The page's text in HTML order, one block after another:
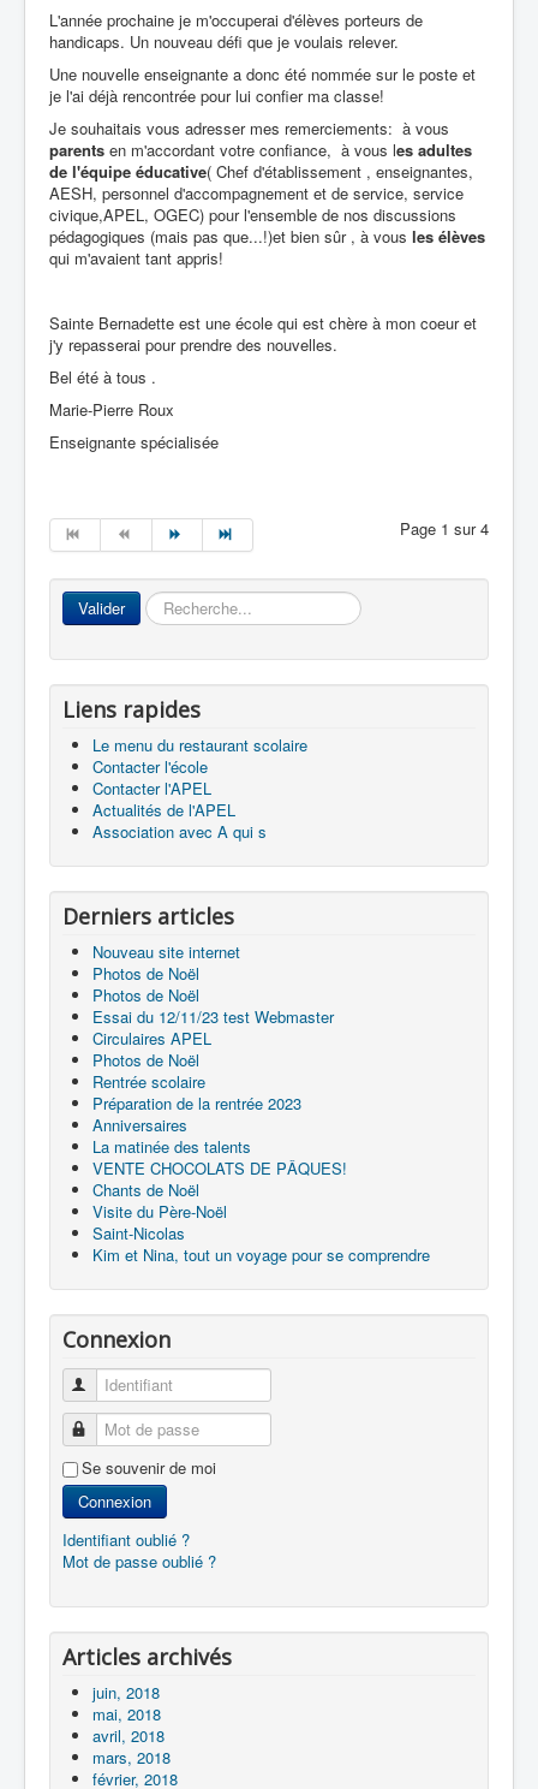
L'année prochaine je m'occuperai d'élèves porteurs de
handicaps. Un nouveau défi que je voulais relever.
Une nouvelle enseignante a donc été nommée sur le poste et
je l'ai déjà rencontrée pour lui confier ma classe!
Je souhaitais vous adresser mes remerciements: à vous
parents en m'accordant votre confiance, à vous les adultes
de l'équipe éducative( Chef d'établissement , enseignantes,
AESH, personnel d'accompagnement et de service, service
civique,APEL, OGEC) pour l'ensemble de nos discussions
pédagogiques (mais pas que...!)et bien sûr , à vous les élèves
qui m'avaient tant appris!
Sainte Bernadette est une école qui est chère à mon coeur et
j'y repasserai pour prendre des nouvelles.
Bel été à tous .
Marie-Pierre Roux
Enseignante spécialisée
Page 1 sur 4
Valider Rechercher
Liens rapides
Le menu du restaurant scolaire
Contacter l'école
Contacter l'APEL
Actualités de l'APEL
Association avec A qui s
Derniers articles
Nouveau site internet
Photos de Noël
Photos de Noël
Essai du 12/11/23 test Webmaster
Circulaires APEL
Photos de Noël
Rentrée scolaire
Préparation de la rentrée 2023
Anniversaires
La matinée des talents
VENTE CHOCOLATS DE PÂQUES!
Chants de Noël
Visite du Père-Noël
Saint-Nicolas
Kim et Nina, tout un voyage pour se comprendre
Connexion
Identifiant
Mot de passe
Se souvenir de moi
Connexion
Identifiant oublié ?
Mot de passe oublié ?
Articles archivés
juin, 2018
mai, 2018
avril, 2018
mars, 2018
février, 2018